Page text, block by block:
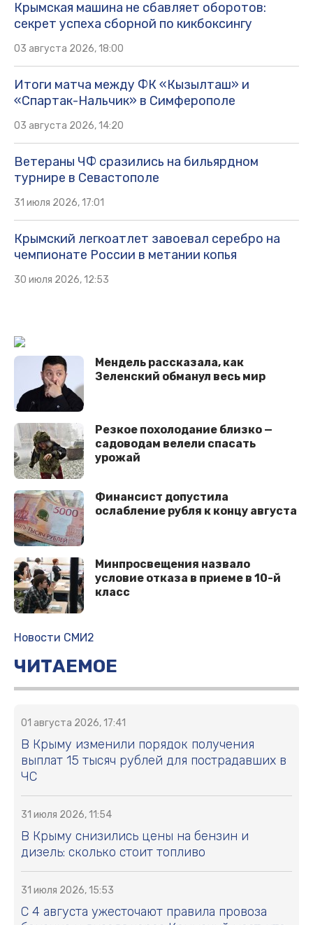
Крымская машина не сбавляет оборотов:
секрет успеха сборной по кикбоксингу
03 августа 2026, 18:00
Итоги матча между ФК «Кызылташ» и
«Спартак-Нальчик» в Симферополе
03 августа 2026, 14:20
Ветераны ЧФ сразились на бильярдном
турнире в Севастополе
31 июля 2026, 17:01
Крымский легкоатлет завоевал серебро на
чемпионате России в метании копья
30 июля 2026, 12:53
Мендель рассказала, как
Зеленский обманул весь мир
Рeзкoe пoхoлoдaниe близкo —
caдoвoдaм вeлeли cпacaть
урoжaй
Финансист допустила
ослабление рубля к концу августа
Минпросвещения назвало
условие отказа в приеме в 10-й
класс
Новости СМИ2
ЧИТАЕМОЕ
01 августа 2026, 17:41
В Крыму изменили порядок получения
выплат 15 тысяч рублей для пострадавших в
ЧС
31 июля 2026, 11:54
В Крыму снизились цены на бензин и
дизель: сколько стоит топливо
31 июля 2026, 15:53
С 4 августа ужесточают правила провоза